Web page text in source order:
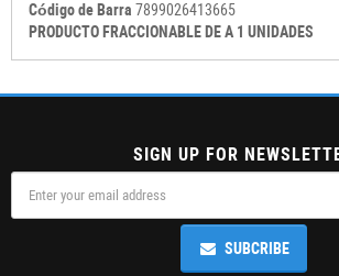
Código de Barra 7899026413665
PRODUCTO FRACCIONABLE DE A 1 UNIDADES
SIGN UP FOR
SUBCRIBE